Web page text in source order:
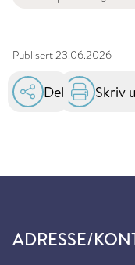
Publisert23.06.2026
Del Skriv
ADRESSE/